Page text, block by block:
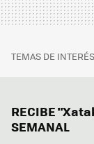
TEMAS DE INTERÉS
RECIBE
SEMANAL